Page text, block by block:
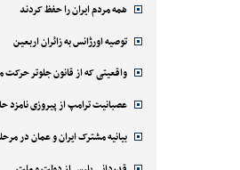
همه مردم ایران را حفظ کردند
توصیه اورژانس به زائران اربعین
واقعیتی که از قانون جلوتر حرکت
عصبانیت ترامپ از پیروزی نامزد
بیانیه مشترک ایران و عمان در